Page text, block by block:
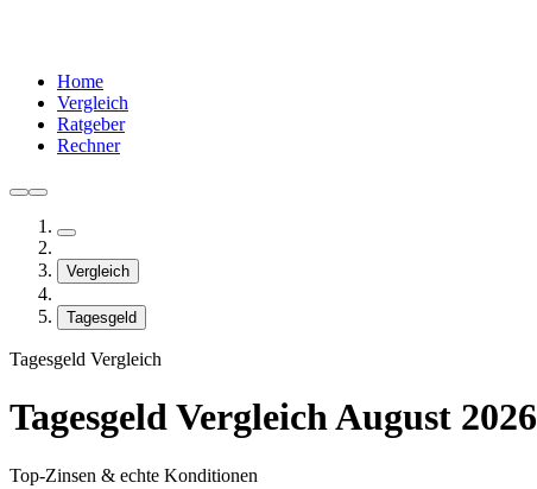
Home
Vergleich
Ratgeber
Rechner
Vergleich
Tagesgeld
Tagesgeld Vergleich
Tagesgeld Vergleich August 2026
Top-Zinsen & echte Konditionen